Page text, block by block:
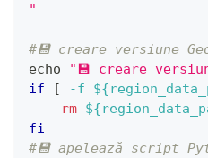
"
#💾 creare versiune
echo
"💾 creare
if
[ -f
rm
fi
#💾 apelează script